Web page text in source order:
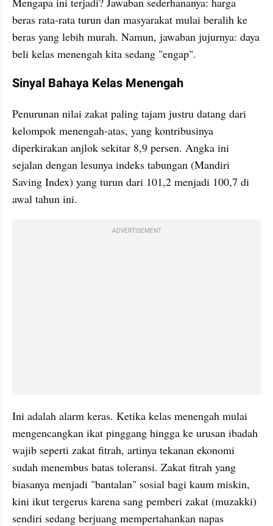
beras rata-rata turun dan masyarakat mulai beralih ke
beras yang lebih murah. Namun, jawaban jujurnya: daya
beli kelas menengah kita sedang "engap".
​Sinyal Bahaya Kelas Menengah
​Penurunan nilai zakat paling tajam justru datang dari
kelompok menengah-atas, yang kontribusinya
diperkirakan anjlok sekitar 8,9 persen. Angka ini
sejalan dengan lesunya indeks tabungan (Mandiri
Saving Index) yang turun dari 101,2 menjadi 100,7 di
awal tahun ini.
ADVERTISEMENT
​Ini adalah alarm keras. Ketika kelas menengah mulai
mengencangkan ikat pinggang hingga ke urusan ibadah
wajib seperti zakat fitrah, artinya tekanan ekonomi
sudah menembus batas toleransi. Zakat fitrah yang
biasanya menjadi "bantalan" sosial bagi kaum miskin,
kini ikut tergerus karena sang pemberi zakat (muzakki)
sendiri sedang berjuang mempertahankan napas